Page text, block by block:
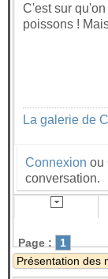
C'est sur
poissons !
La galerie de
Connexion ou
conversation.
Page : 1